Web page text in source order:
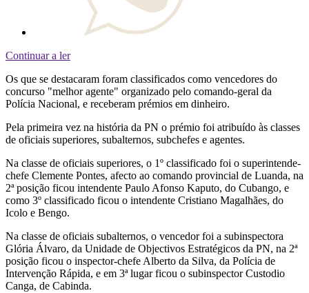
Continuar a ler
Os que se destacaram foram classificados como vencedores do
concurso "melhor agente" organizado pelo comando-geral da
Polícia Nacional, e receberam prémios em dinheiro.
Pela primeira vez na história da PN o prémio foi atribuído às classes
de oficiais superiores, subalternos, subchefes e agentes.
Na classe de oficiais superiores, o 1º classificado foi o superintende-
chefe Clemente Pontes, afecto ao comando provincial de Luanda, na
2ª posição ficou intendente Paulo Afonso Kaputo, do Cubango, e
como 3º classificado ficou o intendente Cristiano Magalhães, do
Icolo e Bengo.
Na classe de oficiais subalternos, o vencedor foi a subinspectora
Glória Álvaro, da Unidade de Objectivos Estratégicos da PN, na 2ª
posição ficou o inspector-chefe Alberto da Silva, da Polícia de
Intervenção Rápida, e em 3ª lugar ficou o subinspector Custodio
Canga, de Cabinda.